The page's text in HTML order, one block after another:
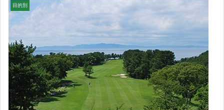
目的別